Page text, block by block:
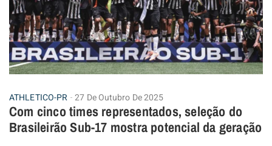
ATHLETICO-PR 27 De Outubro De 2025
Com cinco times representados, seleção do
Brasileirão Sub-17 mostra potencial da geração